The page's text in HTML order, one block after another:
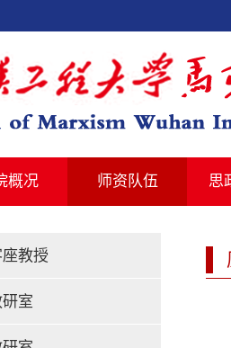
概况 师资队伍 思
教授
室